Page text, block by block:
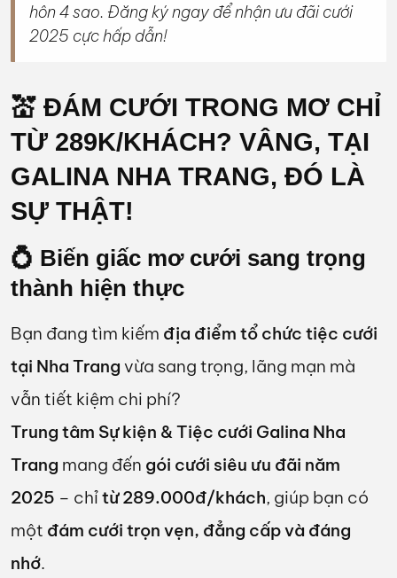
hôn 4 sao. Đăng ký ngay để nhận ưu đãi cưới
2025 cực hấp dẫn!
💒 ĐÁM CƯỚI TRONG MƠ CHỈ
TỪ 289K/KHÁCH? VÂNG, TẠI
GALINA NHA TRANG, ĐÓ LÀ
SỰ THẬT!
💍 Biến giấc mơ cưới sang trọng
thành hiện thực
Bạn đang tìm kiếm địa điểm tổ chức tiệc cưới
tại Nha Trang vừa sang trọng, lãng mạn mà
vẫn tiết kiệm chi phí?
Trung tâm Sự kiện & Tiệc cưới Galina Nha
Trang mang đến gói cưới siêu ưu đãi năm
2025 – chỉtừ 289.000đ/khách, giúp bạn có
một đám cưới trọn vẹn, đẳng cấp và đáng
nhớ.